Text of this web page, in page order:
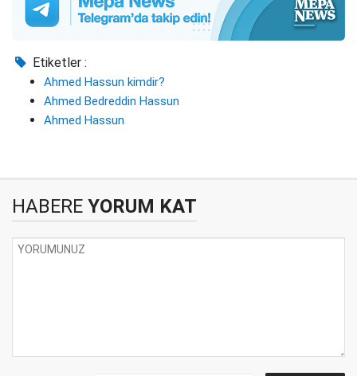
Etiketler :
Ahmed Hassun kimdir?
Ahmed Bedreddin Hassun
Ahmed Hassun
HABERE YORUM KAT